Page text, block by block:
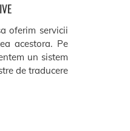
oferim servicii
acestora. Pe
un sistem
de traducere